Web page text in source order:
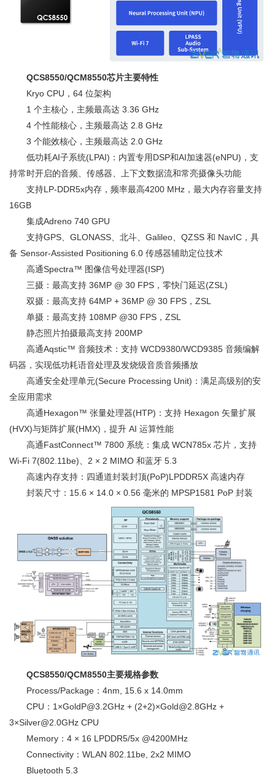
QCS8550/QCM8550芯片主要特性
Kryo CPU，64 位架构
1 个主核心，主频最高达 3.36 GHz
4 个性能核心，主频最高达 2.8 GHz
3 个能效核心，主频最高达 2.0 GHz
低功耗AI子系统(LPAI)：内置专用DSP和AI加速器(eNPU)，支
持常时开启的音频、传感器、上下文数据流和常亮摄像头功能
支持LP-DDR5x内存，频率最高4200 MHz，最大内存容量支持
16GB
集成Adreno 740 GPU
支持GPS、GLONASS、北斗、Galileo、QZSS 和 NavIC，具
备 Sensor-Assisted Positioning 6.0 传感器辅助定位技术
高通Spectra™ 图像信号处理器(ISP)
三摄：最高支持 36MP @ 30 FPS，零快门延迟(ZSL)
双摄：最高支持 64MP + 36MP @ 30 FPS，ZSL
单摄：最高支持 108MP @30 FPS，ZSL
静态照片拍摄最高支持 200MP
高通Aqstic™ 音频技术：支持 WCD9380/WCD9385 音频编解
码器，实现低功耗语音处理及发烧级音质音频播放
高通安全处理单元(Secure Processing Unit)：满足高级别的安
全应用需求
高通Hexagon™ 张量处理器(HTP)：支持 Hexagon 矢量扩展
(HVX)与矩阵扩展(HMX)，提升 AI 运算性能
高通FastConnect™ 7800 系统：集成 WCN785x 芯片，支持
Wi-Fi 7(802.11be)、2 × 2 MIMO 和蓝牙 5.3
高速内存支持：四通道封装封顶(PoP)LPDDR5X 高速内存
封装尺寸：15.6 × 14.0 × 0.56 毫米的 MPSP1581 PoP 封装
QCS8550/QCM8550主要规格参数
Process/Package：4nm, 15.6 x 14.0mm
CPU：1×GoldP@3.2GHz + (2+2)×Gold@2.8GHz +
3×Silver@2.0GHz CPU
Memory：4 × 16 LPDDR5/5x @4200MHz
Connectivity：WLAN 802.11be, 2x2 MIMO
Bluetooth 5.3